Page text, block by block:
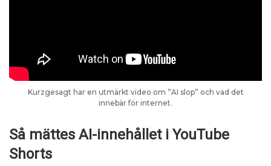
Kurzgesagt har en utmärkt video om ”AI slop” och vad det
innebär för internet.
Så mättes AI-innehållet i YouTube
Shorts